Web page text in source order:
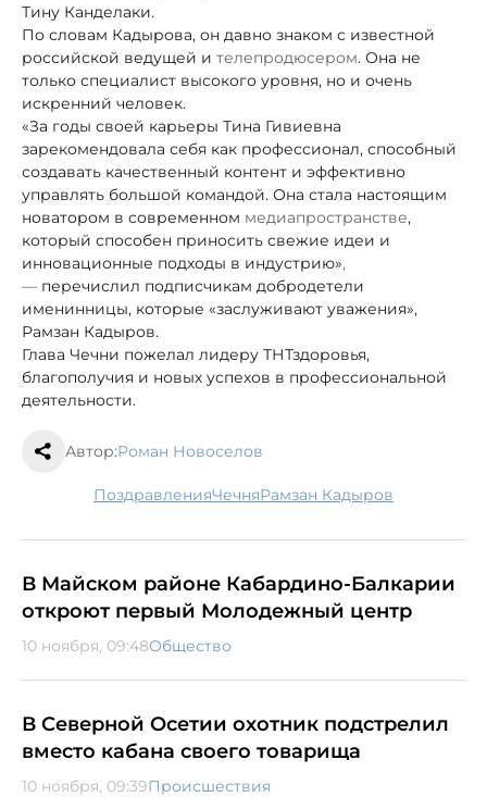
Тину Канделаки.
По словам Кадырова, он давно знаком с известной
российской ведущей и телепродюсером. Она не
только специалист высокого уровня, но и очень
искренний человек.
«За годы своей карьеры Тина Гивиевна
зарекомендовала себя как профессионал, способный
создавать качественный контент и эффективно
управлять большой командой. Она стала настоящим
новатором в современном медиапространстве,
который способен приносить свежие идеи и
инновационные подходы в индустрию»,
— перечислил подписчикам добродетели
именинницы, которые «заслуживают уважения»,
Рамзан Кадыров.
Глава Чечни пожелал лидеру ТНТздоровья,
благополучия и новых успехов в профессиональной
деятельности.
Автор:Роман Новоселов
поздравления Чечня Рамзан Кадыров
В Майском районе Кабардино-Балкарии
откроют первый Молодежный центр
10 ноября, 09:48Общество
В Северной Осетии охотник подстрелил
вместо кабана своего товарища
10 ноября, 09:39Происшествия